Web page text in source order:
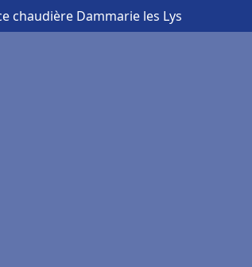
chaudière Dammarie les Lys